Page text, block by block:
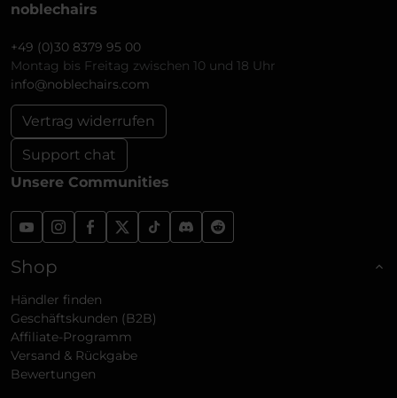
noblechairs
+49 (0)30 8379 95 00
Montag bis Freitag zwischen 10 und 18 Uhr
info@noblechairs.com
Vertrag widerrufen
Support chat
Unsere Communities
Shop
Händler finden
Geschäftskunden (B2B)
Affiliate-Programm
Versand & Rückgabe
Bewertungen